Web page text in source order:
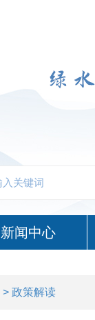
新闻中心
> 政策解读